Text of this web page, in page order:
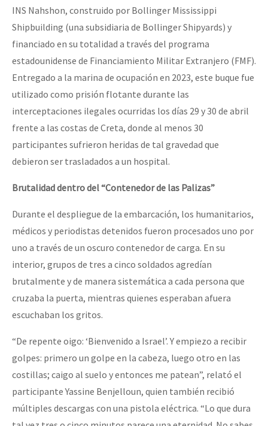
INS Nahshon, construido por Bollinger Mississippi
Shipbuilding (una subsidiaria de Bollinger Shipyards) y
financiado en su totalidad a través del programa
estadounidense de Financiamiento Militar Extranjero (FMF).
Entregado a la marina de ocupación en 2023, este buque fue
utilizado como prisión flotante durante las
interceptaciones ilegales ocurridas los días 29 y 30 de abril
frente a las costas de Creta, donde al menos 30
participantes sufrieron heridas de tal gravedad que
debieron ser trasladados a un hospital.
Brutalidad dentro del “Contenedor de las Palizas”
Durante el despliegue de la embarcación, los humanitarios,
médicos y periodistas detenidos fueron procesados ​​uno por
uno a través de un oscuro contenedor de carga. En su
interior, grupos de tres a cinco soldados agredían
brutalmente y de manera sistemática a cada persona que
cruzaba la puerta, mientras quienes esperaban afuera
escuchaban los gritos.
“De repente oigo: ‘Bienvenido a Israel’. Y empiezo a recibir
golpes: primero un golpe en la cabeza, luego otro en las
costillas; caigo al suelo y entonces me patean”, relató el
participante Yassine Benjelloun, quien también recibió
múltiples descargas con una pistola eléctrica. “Lo que dura